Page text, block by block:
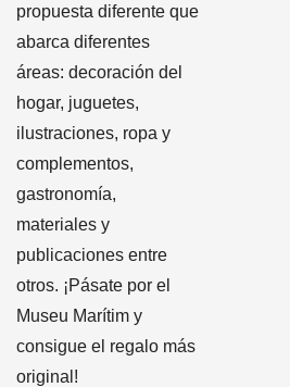
propuesta diferente que
abarca diferentes
áreas: decoración del
hogar, juguetes,
ilustraciones, ropa y
complementos,
gastronomía,
materiales y
publicaciones entre
otros. ¡Pásate por el
Museu Marítim y
consigue el regalo más
original!